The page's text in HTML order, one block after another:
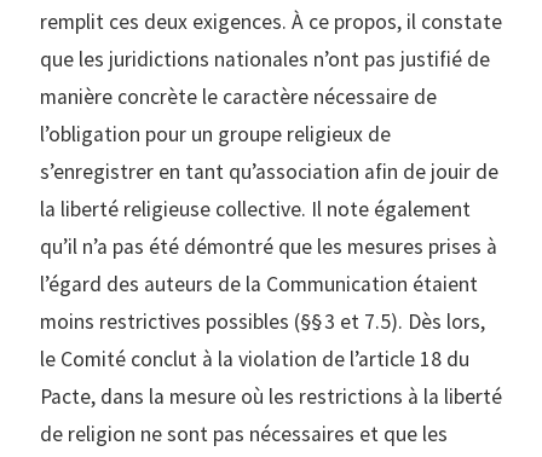
remplit ces deux exigences. À ce propos, il constate
que les juridictions nationales n’ont pas justifié de
manière concrète le caractère nécessaire de
l’obligation pour un groupe religieux de
s’enregistrer en tant qu’association afin de jouir de
la liberté religieuse collective. Il note également
qu’il n’a pas été démontré que les mesures prises à
l’égard des auteurs de la Communication étaient
moins restrictives possibles (§§ 3 et 7.5). Dès lors,
le Comité conclut à la violation de l’article 18 du
Pacte, dans la mesure où les restrictions à la liberté
de religion ne sont pas nécessaires et que les